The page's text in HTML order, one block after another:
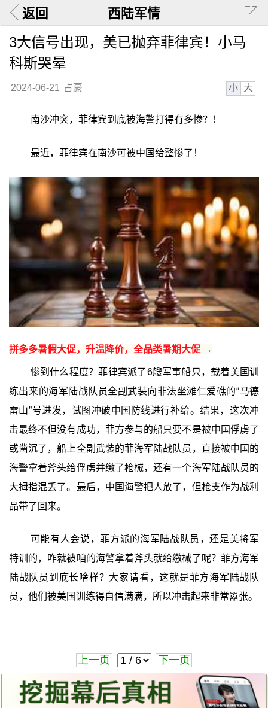
返回 西陆军情
3大信号出现，美已抛弃菲律宾！小马
科斯哭晕
2024-06-21 占豪 小 大
南沙冲突，菲律宾到底被海警打得有多惨？！
最近，菲律宾在南沙可被中国给整惨了！
拼多多暑假大促，升温降价，全品类暑期大促 →
惨到什么程度？菲律宾派了6艘军事船只，载着美国训
练出来的海军陆战队员全副武装向非法坐滩仁爱礁的“马德
雷山”号进发，试图冲破中国防线进行补给。结果，这次冲
击最终不但没有成功，菲方参与的船只要不是被中国俘虏了
或凿沉了，船上全副武装的菲海军陆战队员，直接被中国的
海警拿着斧头给俘虏并缴了枪械，还有一个海军陆战队员的
大拇指混丢了。最后，中国海警把人放了，但枪支作为战利
品带了回来。
可能有人会说，菲方派的海军陆战队员，还是美将军
特训的，咋就被咱的海警拿着斧头就给缴械了呢？菲方海军
陆战队员到底长啥样？大家请看，这就是菲方海军陆战队
员，他们被美国训练得自信满满，所以冲击起来非常嚣张。
上一页 下一页